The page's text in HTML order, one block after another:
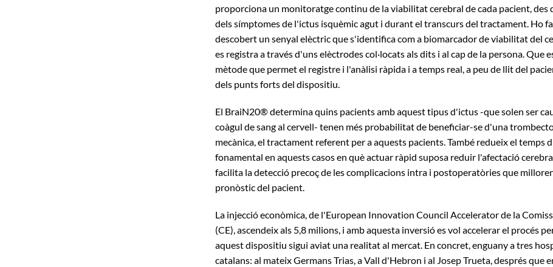
proporciona un monitoratge continu de la viabilitat cerebral de cada pacient, des
dels símptomes de l'ictus isquèmic agut i durant el transcurs del tractament. Ho
descobert un senyal elèctric que s'identifica com a biomarcador de viabilitat del
es registra a través d'uns elèctrodes col·locats als dits i al cap de la persona. Que
mètode que permet el registre i l'anàlisi ràpida i a temps real, a peu de llit del
dels punts forts del dispositiu.
El BraiN20® determina quins pacients amb aquest tipus d'ictus -que solen ser
coàgul de sang al cervell- tenen més probabilitat de beneficiar-se d'una
mecànica, el tractament referent per a aquests pacients. També redueix el temps
fonamental en aquests casos en què actuar ràpid suposa reduir l'afectació
facilita la detecció precoç de les complicacions intra i postoperatòries que
pronòstic del pacient.
La injecció econòmica, de l'European Innovation Council Accelerator de la
(CE), ascendeix als 5,8 milions, i amb aquesta inversió es vol accelerar el procés
aquest dispositiu sigui aviat una realitat al mercat. En concret, enguany a tres
catalans: al mateix Germans Trias, a Vall d'Hebron i al Josep Trueta, després que